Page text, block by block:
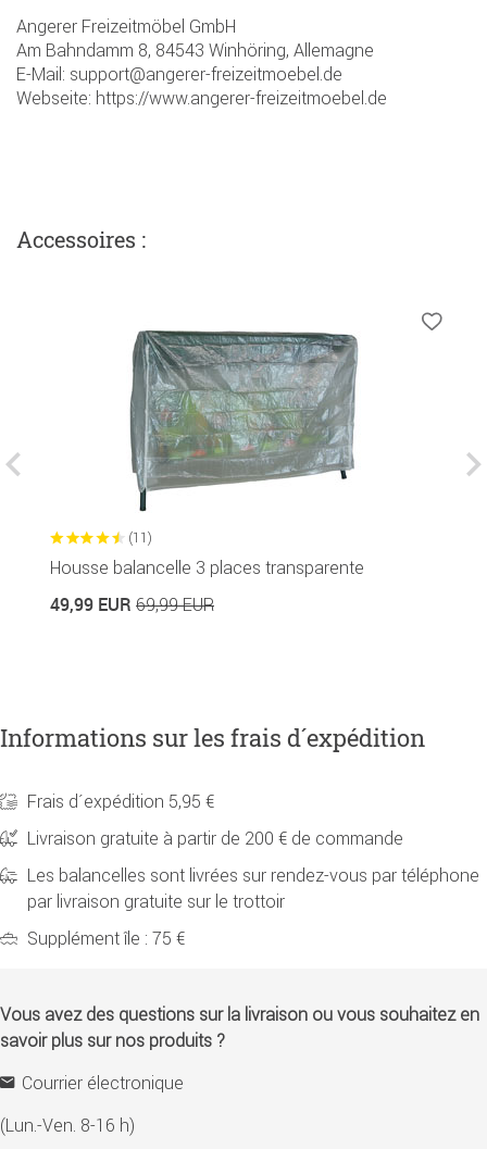
Angerer Freizeitmöbel GmbH
Am Bahndamm 8, 84543 Winhöring, Allemagne
E-Mail: support@angerer-freizeitmoebel.de
Webseite: https://www.angerer-freizeitmoebel.de
Accessoires :
(11)
Housse balancelle 3 places transparente
49,99 EUR 69,99 EUR
Informations sur les frais d´expédition
Frais d´expédition 5,95 €
Livraison gratuite à partir de 200 € de commande
Les balancelles sont livrées sur rendez-vous par téléphone
par livraison gratuite sur le trottoir
Supplément île : 75 €
Vous avez des questions sur la livraison ou vous souhaitez en
savoir plus sur nos produits ?
Courrier électronique
(Lun.-Ven. 8-16 h)